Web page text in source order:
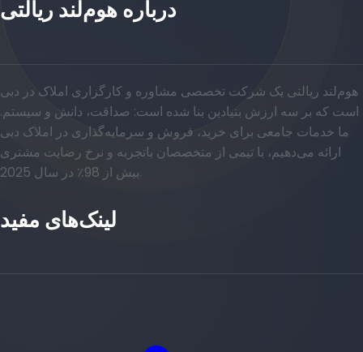
درباره هوم‌لند ریالتی
هوم‌لند ریالتی یک شرکت تخصصی مشاوره و کارگزاری املاک در دبی
است که بر سه ارزش بنیادین بنا شده است: صداقت، دانش و سیستم.
ما خدمات جامعی برای خرید، فروش و سرمایه‌گذاری در املاک دبی
ارائه می‌دهیم، با تیمی از متخصصان باتجربه و نرخ رضایت مشتری
بیش از 98٪ در سال 2025.
لینک‌های مفید